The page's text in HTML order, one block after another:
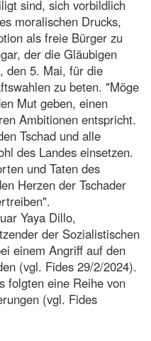
sind, sich vorbildlich
moralischen Drucks,
als freie Bürger zu
der die Gläubigen
den 5. Mai, für die
zu beten. "Möge
Mut geben, einen
Ambitionen entspricht.
Tschad und alle
des Landes einsetzen.
und Taten des
Herzen der Tschader
Yaya Dillo,
der Sozialistischen
einem Angriff auf den
(vgl. Fides 29/2/2024).
folgten eine Reihe von
(vgl. Fides